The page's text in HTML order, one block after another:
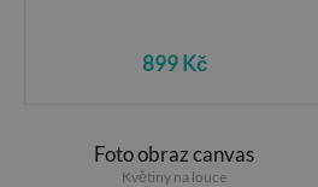
899 Kč
Foto obraz canvas
Květiny na louce